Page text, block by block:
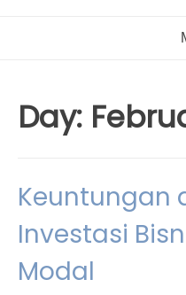
Day:
Keuntungan
Investasi
Modal